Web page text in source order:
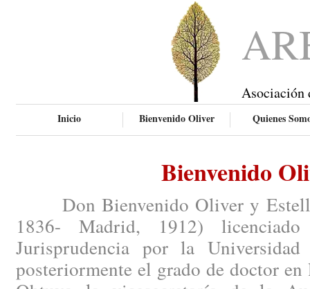
Asociación
Inicio Bienvenido Oliver Quienes
Bienvenido
Don Bienvenido Oliver y
1836- Madrid, 1912)
Jurisprudencia por la
posteriormente el grado de doctor